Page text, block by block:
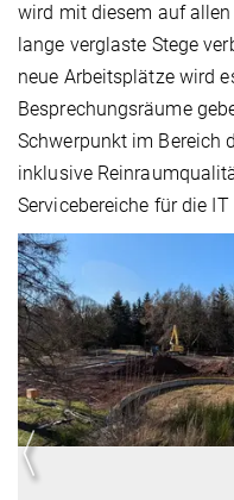
wird mit diesem auf
lange verglaste Stege
neue Arbeitsplätze wird
Besprechungsräume
Schwerpunkt im Bereich
inklusive
Servicebereiche für die